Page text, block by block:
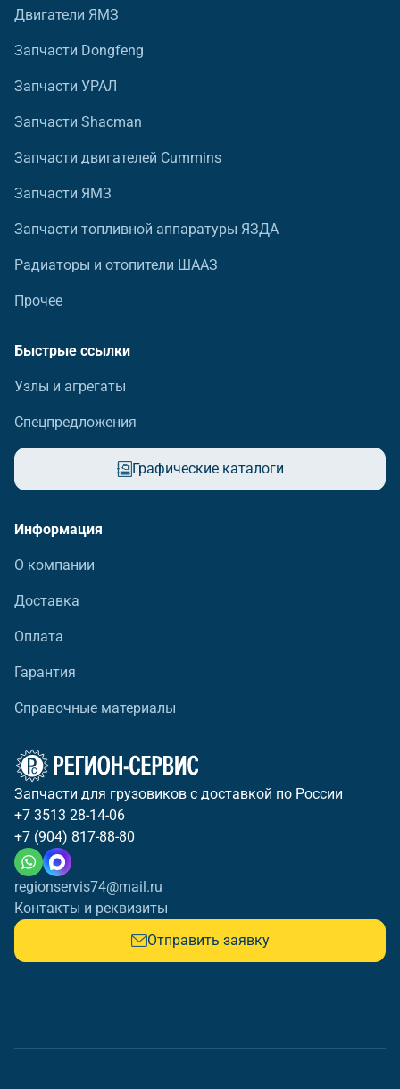
Двигатели ЯМЗ
Запчасти Dongfeng
Запчасти УРАЛ
Запчасти Shacman
Запчасти двигателей Cummins
Запчасти ЯМЗ
Запчасти топливной аппаратуры ЯЗДА
Радиаторы и отопители ШААЗ
Прочее
Быстрые ссылки
Узлы и агрегаты
Спецпредложения
Графические каталоги
Информация
О компании
Доставка
Оплата
Гарантия
Справочные материалы
Запчасти для грузовиков с доставкой по России
+7 3513 28-14-06
+7 (904) 817-88-80
regionservis74@mail.ru
Контакты и реквизиты
Отправить заявку